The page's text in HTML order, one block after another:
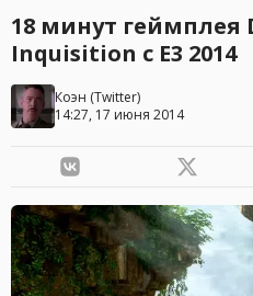
18 минут геймплея
Inquisition с E3 2014
Коэн (Twitter)
14:27, 17 июня 2014